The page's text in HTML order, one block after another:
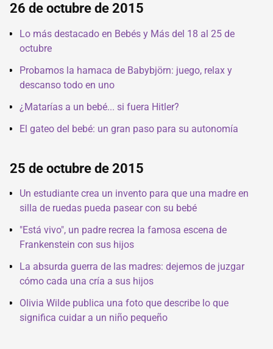
26 de octubre de 2015
Lo más destacado en Bebés y Más del 18 al 25 de
octubre
Probamos la hamaca de Babybjörn: juego, relax y
descanso todo en uno
¿Matarías a un bebé... si fuera Hitler?
El gateo del bebé: un gran paso para su autonomía
25 de octubre de 2015
Un estudiante crea un invento para que una madre en
silla de ruedas pueda pasear con su bebé
"Está vivo", un padre recrea la famosa escena de
Frankenstein con sus hijos
La absurda guerra de las madres: dejemos de juzgar
cómo cada una cría a sus hijos
Olivia Wilde publica una foto que describe lo que
significa cuidar a un niño pequeño